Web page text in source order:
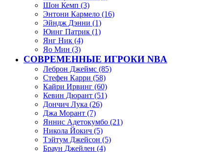
Шон Кемп (3)
Энтони Кармело (16)
Эйндж Дэнни (1)
Юинг Патрик (1)
Янг Ник (4)
Яо Мин (3)
СОВРЕМЕННЫЕ ИГРОКИ NBA
Леброн Джеймс (85)
Стефен Карри (58)
Кайри Ирвинг (60)
Кевин Дюрант (51)
Дончич Лука (26)
Джа Морант (7)
Яннис Адетокумбо (21)
Никола Йокич (5)
Тэйтум Джейсон (5)
Браун Джейлен (4)